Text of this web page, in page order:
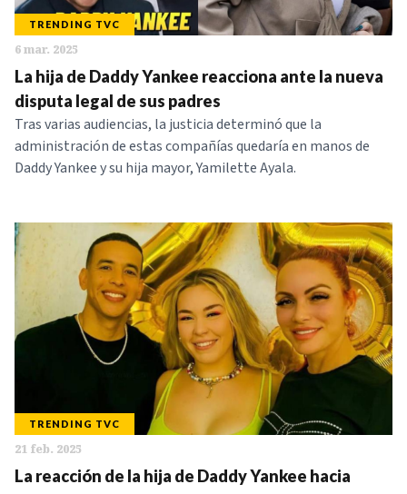
TRENDING TVC
6 mar. 2025
La hija de Daddy Yankee reacciona ante la nueva
disputa legal de sus padres
Tras varias audiencias, la justicia determinó que la
administración de estas compañías quedaría en manos de
Daddy Yankee y su hija mayor, Yamilette Ayala.
TRENDING TVC
21 feb. 2025
La reacción de la hija de Daddy Yankee hacia